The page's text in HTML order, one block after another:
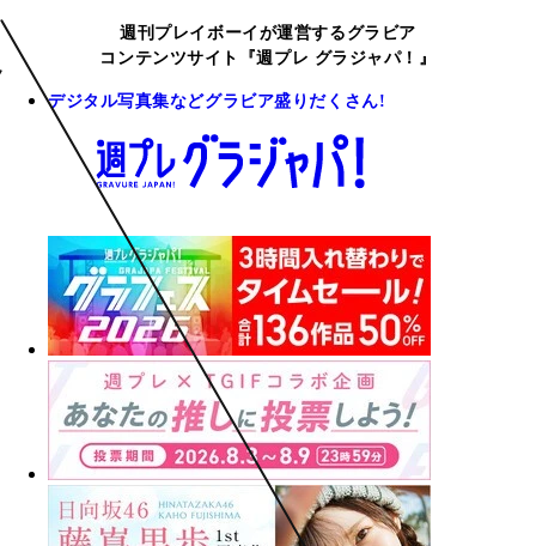
週刊プレイボーイが運営するグラビア
コンテンツサイト『週プレ グラジャパ！』
デジタル写真集などグラビア盛りだくさん!